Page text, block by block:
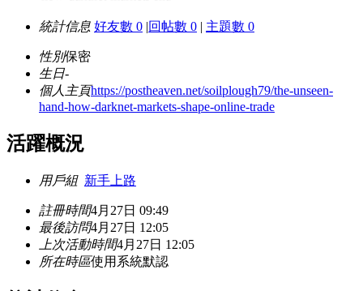
統計信息 好友數 0 |回帖數 0 | 主題數 0
性別保密
生日-
個人主頁https://postheaven.net/soilplough79/the-unseen-
hand-how-darknet-markets-shape-online-trade
活躍概況
用戶組 新手上路
註冊時間4月27日 09:49
最後訪問4月27日 12:05
上次活動時間4月27日 12:05
所在時區使用系統默認